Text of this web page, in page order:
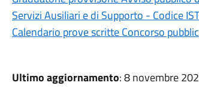
Servizi Ausiliari e di Supporto - Codice
Calendario prove scritte Concorso
Ultimo aggiornamento: 8 novembre